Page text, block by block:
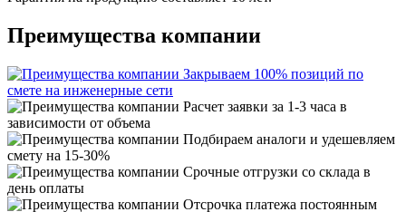
Преимущества компании
Закрываем 100% позиций по
смете на инженерные сети
Расчет заявки за 1-3 часа в
зависимости от объема
Подбираем аналоги и удешевляем
смету на 15-30%
Срочные отгрузки со склада в
день оплаты
Отсрочка платежа постоянным